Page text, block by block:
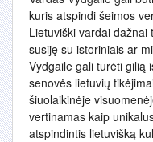
kuris atspindi šeimos
Lietuviški vardai
susiję su istoriniais ar
Vydgaile gali turėti gilią
senovės lietuvių
šiuolaikinėje
vertinamas kaip
atspindintis lietuvišką